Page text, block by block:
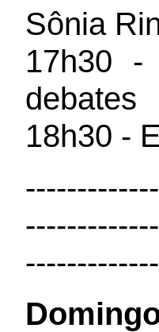
Sônia
17h30 -
debates
18h30 -